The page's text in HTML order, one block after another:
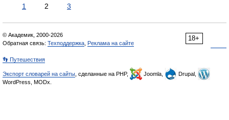
1 2 3
18+
© Академик, 2000-2026
Обратная связь: Техподдержка Реклама на сайте
👣 Путешествия
Экспорт словарей на сайты , сделанные на PHP, Joomla,
Drupal,
WordPress, MODx.